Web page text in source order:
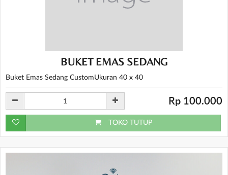
BUKET EMAS SEDANG
Buket Emas Sedang CustomUkuran 40 x 40
Rp 100.000
TOKO TUTUP